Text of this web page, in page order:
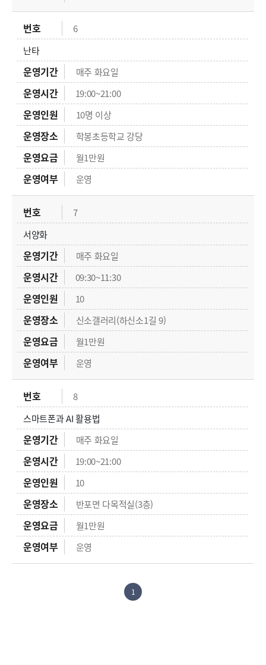
6
난타
매주 화요일
19:00~21:00
10명 이상
학봉초등학교 강당
월1만원
운영
7
서양화
매주 화요일
09:30~11:30
10
신소갤러리(하신소1길 9)
월1만원
운영
8
스마트폰과 AI 활용법
매주 화요일
19:00~21:00
10
반포면 다목적실(3층)
월1만원
운영
1